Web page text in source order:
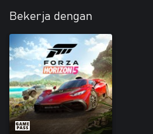
Bekerja dengan